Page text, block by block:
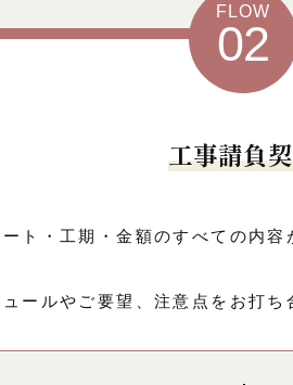
FLOW
02
工事請負
ト・工期・金額のすべての内容
ールやご要望、注意点をお打ち